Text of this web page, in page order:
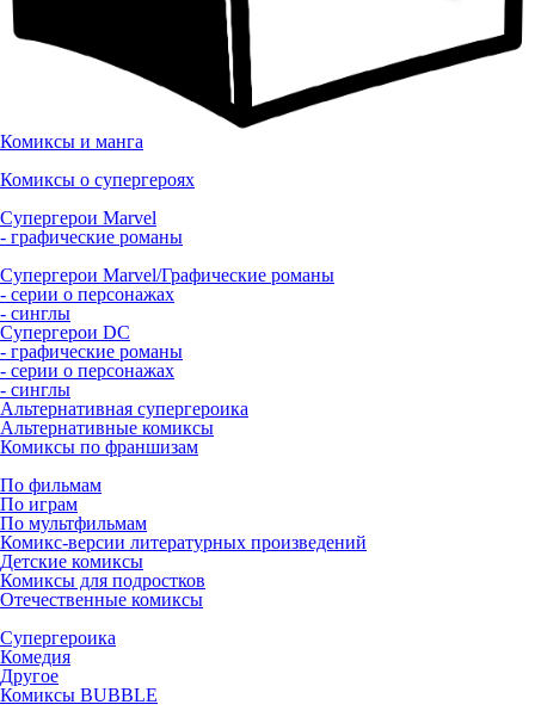
Комиксы и манга
Комиксы о супергероях
Супергерои Marvel
- графические романы
Супергерои Marvel/Графические романы
- серии о персонажах
- синглы
Супергерои DC
- графические романы
- серии о персонажах
- синглы
Альтернативная супергероика
Альтернативные комиксы
Комиксы по франшизам
По фильмам
По играм
По мультфильмам
Комикс-версии литературных произведений
Детские комиксы
Комиксы для подростков
Отечественные комиксы
Супергероика
Комедия
Другое
Комиксы BUBBLE